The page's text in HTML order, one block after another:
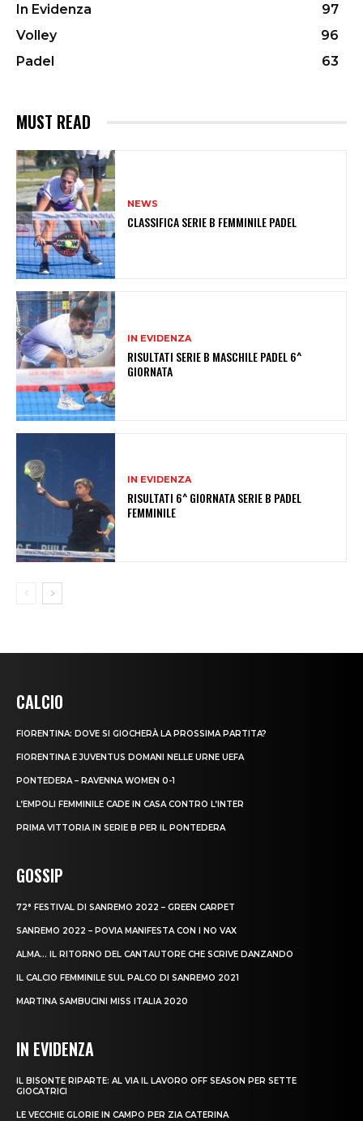
In Evidenza
97
Volley
96
Padel
63
MUST READ
NEWS
CLASSIFICA SERIE B FEMMINILE PADEL
IN EVIDENZA
RISULTATI SERIE B MASCHILE PADEL 6^
GIORNATA
IN EVIDENZA
RISULTATI 6^ GIORNATA SERIE B PADEL
FEMMINILE
CALCIO
FIORENTINA: DOVE SI GIOCHERÀ LA PROSSIMA PARTITA?
FIORENTINA E JUVENTUS DOMANI NELLE URNE UEFA
PONTEDERA – RAVENNA WOMEN 0-1
L’EMPOLI FEMMINILE CADE IN CASA CONTRO L’INTER
PRIMA VITTORIA IN SERIE B PER IL PONTEDERA
GOSSIP
72° FESTIVAL DI SANREMO 2022 – GREEN CARPET
SANREMO 2022 – POVIA MANIFESTA CON I NO VAX
ALMA… IL RITORNO DEL CANTAUTORE CHE SCRIVE DANZANDO
IL CALCIO FEMMINILE SUL PALCO DI SANREMO 2021
MARTINA SAMBUCINI MISS ITALIA 2020
IN EVIDENZA
IL BISONTE RIPARTE: AL VIA IL LAVORO OFF SEASON PER SETTE
GIOCATRICI
LE VECCHIE GLORIE IN CAMPO PER ZIA CATERINA